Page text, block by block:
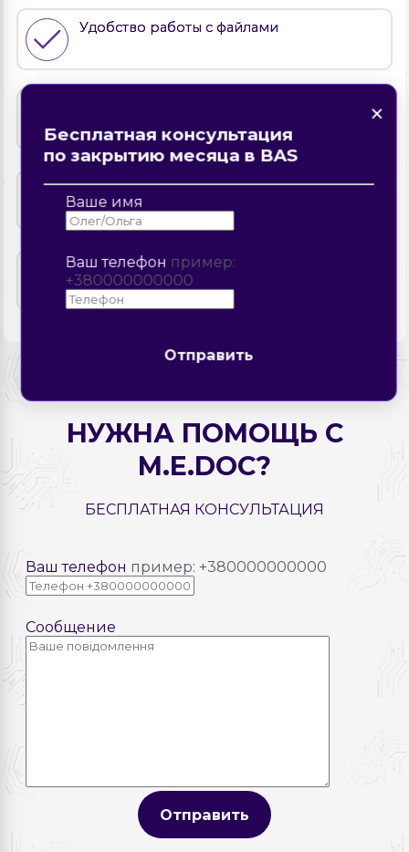
Отправить
Отправить
Удобство работы с файлами
Подпись и экспорт
Оперативная поддержка
НУЖНА ПОМОЩЬ С
M.E.DOC?
БЕСПЛАТНАЯ КОНСУЛЬТАЦИЯ
Ваш телефон пример: +380000000000
Сообщение
Отправить
Отправить
×
Бесплатная консультация
по закрытию месяца в BAS
Ваше имя
Ваш телефон пример:
+380000000000
Отправить